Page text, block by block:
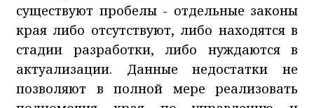
существуют пробелы - отдельные законы
края либо отсутствуют, либо находятся в
стадии разработки, либо нуждаются в
актуализации. Данные недостатки не
позволяют в полной мере реализовать